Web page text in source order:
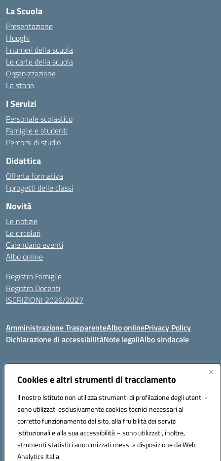
Cookies e altri strumenti di tracciamento
Il nostro Istituto non utilizza strumenti di profilazione degli utenti -
sono utilizzati esclusivamente cookies tecnici necessari al
corretto funzionamento del sito, alla fruibilità dei servizi
istituzionali e alla sua accessibilità – sono utilizzati, inoltre,
strumenti statistici anonimizzati messi a disposizione da Web
Analytics Italia.
La Scuola
Presentazione
I luoghi
I numeri della scuola
Le carte della scuola
Organizzazione
La storia
I Servizi
Personale scolastico
Famiglie e studenti
Percorsi di studio
Didattica
Offerta formativa
I progetti delle classi
Novità
Le notizie
Le circolari
Calendario eventi
Albo online
Registro Famiglie
Registro Docenti
ISCRIZIONI 2026/2027
Amministrazione TrasparenteAlbo onlinePrivacy Policy
Dichiarazione di accessibilitàNote legaliAlbo sindacale
Indirizzo:VIA S.VITTORIA, 11, 65024 MANOPPELLO (PE)
Posta elettronica certificata (PEC):peic81700n@pec.istruzione.it
Codice fiscale: 91100540680
Codice meccanografico: PEIC81700N